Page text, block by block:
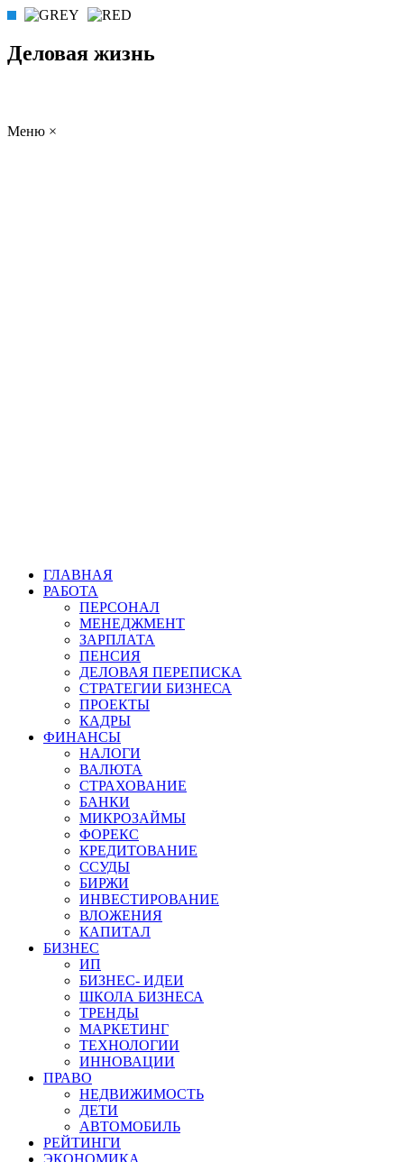
Деловая жизнь
Меню ×
ГЛАВНАЯ
РАБОТА
ПЕРСОНАЛ
МЕНЕДЖМЕНТ
ЗАРПЛАТА
ПЕНСИЯ
ДЕЛОВАЯ ПЕРЕПИСКА
СТРАТЕГИИ БИЗНЕСА
ПРОЕКТЫ
КАДРЫ
ФИНАНСЫ
НАЛОГИ
ВАЛЮТА
СТРАХОВАНИЕ
БАНКИ
МИКРОЗАЙМЫ
ФОРЕКС
КРЕДИТОВАНИЕ
ССУДЫ
БИРЖИ
ИНВЕСТИРОВАНИЕ
ВЛОЖЕНИЯ
КАПИТАЛ
БИЗНЕС
ИП
БИЗНЕС- ИДЕИ
ШКОЛА БИЗНЕСА
ТРЕНДЫ
МАРКЕТИНГ
ТЕХНОЛОГИИ
ИННОВАЦИИ
ПРАВО
НЕДВИЖИМОСТЬ
ДЕТИ
АВТОМОБИЛЬ
РЕЙТИНГИ
ЭКОНОМИКА